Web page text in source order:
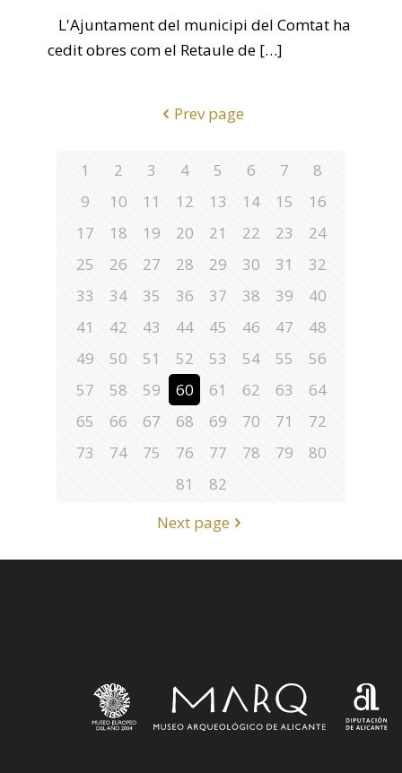
L'Ajuntament del municipi del Comtat ha
cedit obres com el Retaule de […]
Prev page
1 2 3 4 5 6 7
8
9
10 11 12 13 14 15
16
17
18 19 20 21 22 23
24
25
26 27 28 29 30 31
32
33
34 35 36 37 38 39
40
41
42 43 44 45 46 47
48
49
50 51 52 53 54 55
56
57
58 59 60 61 62 63
64
65
66 67 68 69 70 71
72
73
74 75 76 77 78 79
80
81
82
Next page